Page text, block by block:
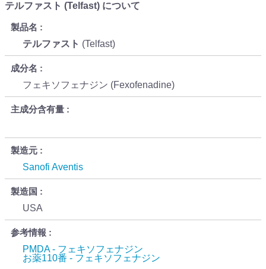
テルファスト (Telfast) について
製品名
テルファスト (Telfast)
成分名
フェキソフェナジン (Fexofenadine)
主成分含有量
製造元
Sanofi Aventis
製造国
USA
参考情報
PMDA - フェキソフェナジン
お薬110番 - フェキソフェナジン